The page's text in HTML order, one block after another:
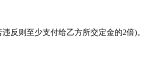
反则至少支付给乙方所交定金的2倍)。